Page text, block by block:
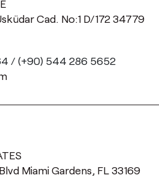
Cad. No:1 D/172 34779
/ (+90) 544 286 5652
Miami Gardens, FL 33169